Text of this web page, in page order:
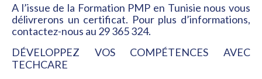
A l’issue de la Formation PMP en Tunisie nous vous
délivrerons un certificat. Pour plus d’informations,
contactez-nous au 29 365 324.
DÉVELOPPEZ VOS COMPÉTENCES AVEC
TECHCARE